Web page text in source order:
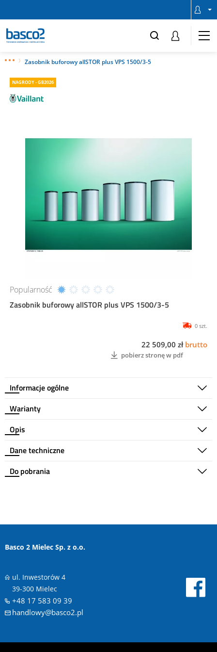
Zasobnik buforowy allSTOR plus VPS 1500/3-5
Popularność
NAGRODY - GB2026
Zasobnik buforowy allSTOR plus VPS 1500/3-5
Informacje ogólne
0 szt.
22 509,00 zł brutto
pobierz stronę w pdf
Warianty
Opis
Dane techniczne
Do pobrania
Basco 2 Mielec Sp. z o.o.
ul. Inwestorów 4
39-300 Mielec
+48 17 583 09 39
handlowy@basco2.pl